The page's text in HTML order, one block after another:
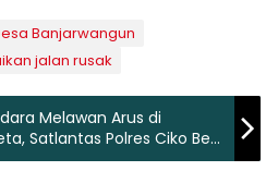
Banjarwangun
jalan rusak
Melawan Arus di
Satlantas Polres Ciko Beri